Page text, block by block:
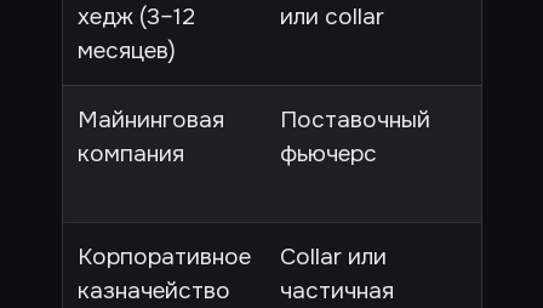
хедж (3–12
месяцев)
или collar
Майнинговая
компания
Поставочный
фьючерс
Корпоративное
казначейство
Collar или
частичная